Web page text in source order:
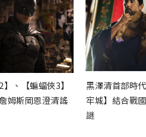
、【蝙蝠俠3】
姆斯岡恩澄清謠
黑澤清首部時
牢城】結合戰
謎